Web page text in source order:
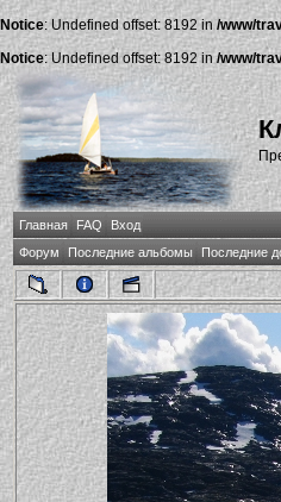
Notice: Undefined offset: 8192 in /www/
Notice: Undefined offset: 8192 in/www/
Главная FAQ
Вход
Форум
Последние альбомы Последние